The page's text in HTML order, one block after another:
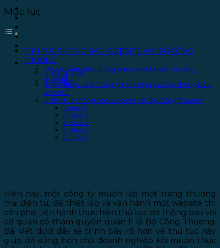
Thư viện
Văn phòng
Liên hệ
Tiếng Việt
Tiếng Việt
English
Mục lục
THỦ TỤC THÔNG BÁO WEBSITE VỚI BỘ CÔNG
THƯƠNG
I. Vì sao cần phải thông báo website với Bộ Công
Thương:
II. Thời điểm và đối tượng thực hiện thủ tục thông báo
website:
III. Thủ tục thông báo website với Bộ Công Thương:
1. Bước 1:
2. Bước 2:
3. Bước 3:
4. Bước 4:
5. Bước 5:
Hiện nay, một công ty muốn lập một trang thương
mại điện tử, để thiết lập và vận hành một website thì
cần phải tiến hành thực hiện thủ tục để thông báo với
cơ quan có thẩm quyền quản lí là Bộ Công Thương.
Bài viết dưới đây sẽ trình bày rõ hơn về thủ tục này
giúp dễ dàng hơn cho doanh nghiệp khi muốn thực